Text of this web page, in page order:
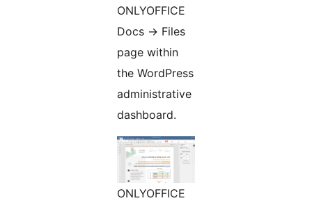
ONLYOFFICE
Docs -> Files
page within
the WordPress
administrative
dashboard.
ONLYOFFICE